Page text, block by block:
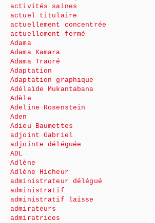
activités saines
actuel titulaire
actuellement concentrée
actuellement fermé
Adama
Adama Kamara
Adama Traoré
Adaptation
Adaptation graphique
Adélaïde Mukantabana
Adèle
Adeline Rosenstein
Aden
Adieu Baumettes
adjoint Gabriel
adjointe déléguée
ADL
Adlène
Adlène Hicheur
administrateur délégué
administratif
administratif laisse
admirateurs
admiratrices